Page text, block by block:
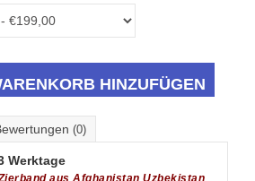
HINZUFÜGEN
Werktage
aus Afghanistan Uzbekistan
(Samargand)